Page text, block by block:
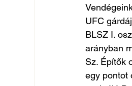
UFC
BLSZ I.
arányban
Sz. Építők
egy pontot